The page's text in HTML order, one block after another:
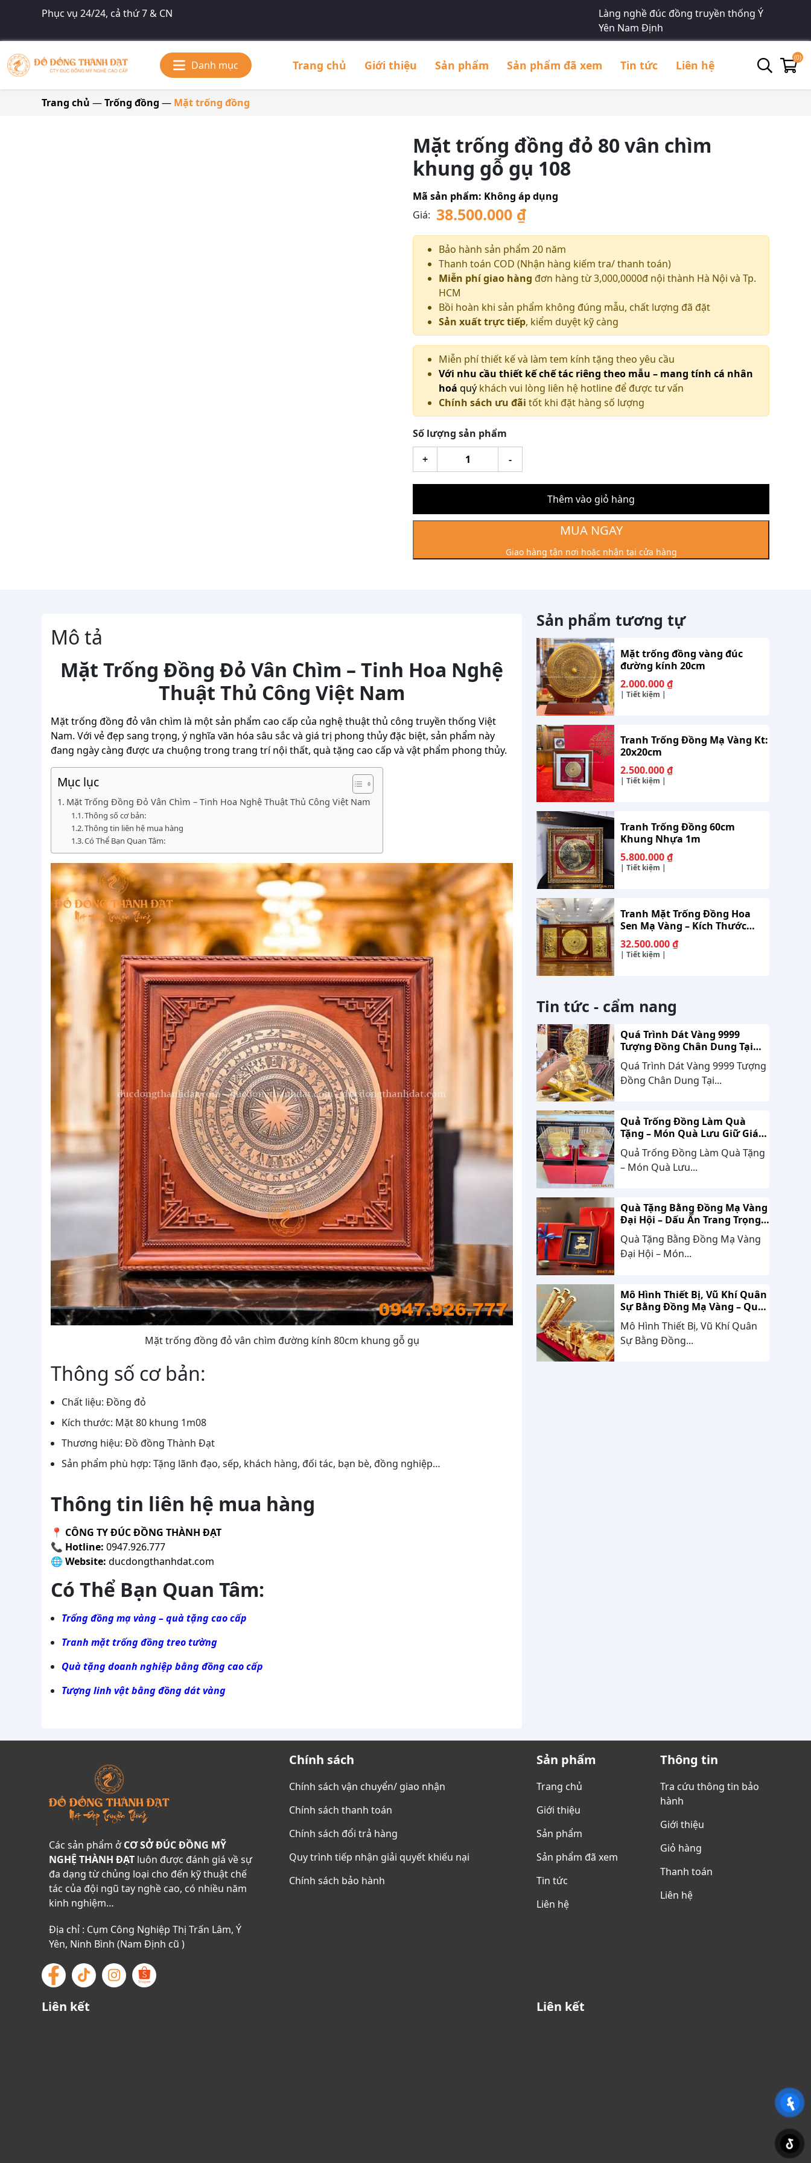
Phục vụ 24/24, cả thứ 7 & CN
Làng nghề đúc đồng truyền thống Ý
Yên Nam Định
Danh mục Trang chủ Giới thiệu Sản phẩm Sản phẩm đã xem Tin tức Liên hệ
(0)
Trang chủ —Trống đồng — Mặt trống đồng
Mặt trống đồng đỏ 80 vân chìm
khung gỗ gụ 108
Mã sản phẩm: Không áp dụng
Giá: 38.500.000 ₫
Bảo hành sản phẩm 20 năm
Thanh toán COD (Nhận hàng kiếm tra/ thanh toán)
Miễn phí giao hàng đơn hàng từ 3,000,0000đ nội thành Hà Nội và Tp.
HCM
Bồi hoàn khi sản phẩm không đúng mẫu, chất lượng đã đặt
Sản xuất trực tiếp, kiểm duyệt kỹ càng
Miễn phí thiết kế và làm tem kính tặng theo yêu cầu
Với nhu cầu thiết kế chế tác riêng theo mẫu – mang tính cá nhân
hoá quý khách vui lòng liên hệ hotline để được tư vấn
Chính sách ưu đãi tốt khi đặt hàng số lượng
Số lượng sản phẩm
-
trống
đồng
80
khung
+
Thêm vào giỏ hàng
MUA NGAY
Giao hàng tận nơi hoặc nhận tại cửa hàng
Mô tả
Mặt Trống Đồng Đỏ Vân Chìm – Tinh Hoa Nghệ
Thuật Thủ Công Việt Nam
Mặt trống đồng đỏ vân chìm là một sản phẩm cao cấp của nghệ thuật thủ công truyền thống Việt
Nam. Với vẻ đẹp sang trọng, ý nghĩa văn hóa sâu sắc và giá trị phong thủy đặc biệt, sản phẩm này
đang ngày càng được ưa chuộng trong trang trí nội thất, quà tặng cao cấp và vật phẩm phong thủy.
Mục lục
Mặt Trống Đồng Đỏ Vân Chìm – Tinh Hoa Nghệ Thuật Thủ Công Việt Nam
Thông số cơ bản:
Thông tin liên hệ mua hàng
Có Thể Bạn Quan Tâm:
Mặt trống đồng đỏ vân chìm đường kính 80cm khung gỗ gụ
Thông số cơ bản:
Chất liệu: Đồng đỏ
Kích thước: Mặt 80 khung 1m08
Thương hiệu: Đồ đồng Thành Đạt
Sản phẩm phù hợp: Tặng lãnh đạo, sếp, khách hàng, đối tác, bạn bè, đồng nghiệp…
Thông tin liên hệ mua hàng
📍 CÔNG TY ĐÚC ĐỒNG THÀNH ĐẠT
📞 Hotline: 0947.926.777
🌐 Website: ducdongthanhdat.com
Có Thể Bạn Quan Tâm:
Trống đồng mạ vàng – quà tặng cao cấp
Tranh mặt trống đồng treo tường
Quà tặng doanh nghiệp bằng đồng cao cấp
Tượng linh vật bằng đồng dát vàng
Sản phẩm tương tự
Mặt trống đồng vàng đúc
đường kính 20cm
2.000.000₫
| Tiết kiệm |
Tranh Trống Đồng Mạ Vàng Kt:
20x20cm
2.500.000₫
| Tiết kiệm |
Tranh Trống Đồng 60cm
Khung Nhựa 1m
5.800.000₫
| Tiết kiệm |
Tranh Mặt Trống Đồng Hoa
Sen Mạ Vàng – Kích Thước
2m30 x 1m20
32.500.000₫
| Tiết kiệm |
Tin tức - cẩm nang
Quá Trình Dát Vàng 9999
Tượng Đồng Chân Dung Tại
Nhà Khách Hàng Nghệ An
Quá Trình Dát Vàng 9999 Tượng
Đồng Chân Dung Tại...
Quả Trống Đồng Làm Quà
Tặng – Món Quà Lưu Giữ Giá
Trị Văn Hóa, Gắn Kết Thành
Công
Quả Trống Đồng Làm Quà Tặng
– Món Quà Lưu...
Quà Tặng Bằng Đồng Mạ Vàng
Đại Hội – Dấu Ấn Trang Trọng,
Giá Trị Bền Vững Theo Thời
Gian
Quà Tặng Bằng Đồng Mạ Vàng
Đại Hội – Món...
Mô Hình Thiết Bị, Vũ Khí Quân
Sự Bằng Đồng Mạ Vàng – Quà
Tặng Cao Cấp Mang Dấu Ấn
Sức Mạnh Và Niềm Tự Hào
Dân Tộc
Mô Hình Thiết Bị, Vũ Khí Quân
Sự Bằng Đồng...
Các sản phẩm ởCƠ SỞ ĐÚC ĐỒNG MỸ
NGHỆ THÀNH ĐẠT luôn được đánh giá về sự
đa dạng từ chủng loại cho đến kỹ thuật chế
tác của đội ngũ tay nghề cao, có nhiều năm
kinh nghiệm…
Địa chỉ : Cụm Công Nghiệp Thị Trấn Lâm, Ý
Yên, Ninh Bình (Nam Định cũ )
Chính sách
Chính sách vận chuyển/ giao nhận
Chính sách thanh toán
Chính sách đổi trả hàng
Quy trình tiếp nhận giải quyết khiếu nại
Chính sách bảo hành
Sản phẩm
Trang chủ
Giới thiệu
Sản phẩm
Sản phẩm đã xem
Tin tức
Liên hệ
Thông tin
Tra cứu thông tin bảo
hành
Giới thiệu
Giỏ hàng
Thanh toán
Liên hệ
Liên kết Liên kết